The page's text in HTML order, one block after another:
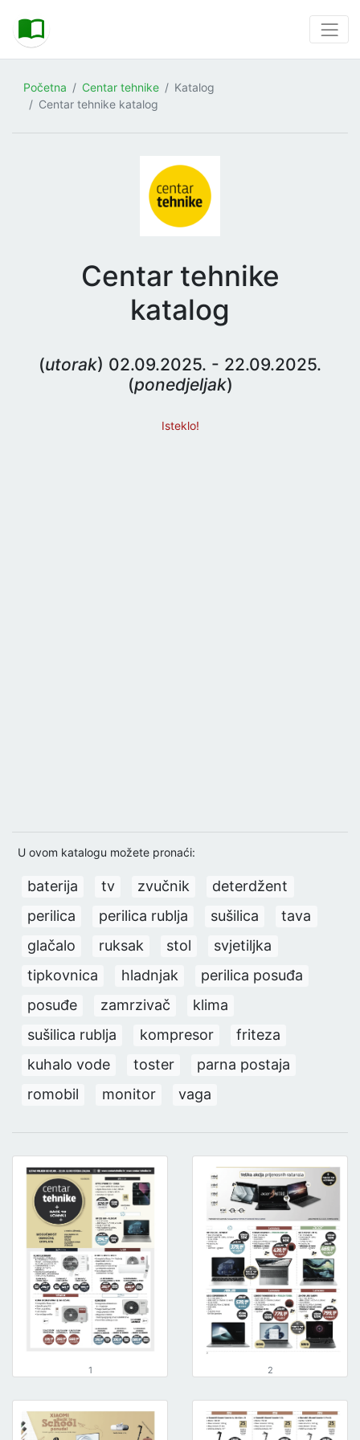
Početna Centar tehnike
Katalog
Centar tehnike katalog
Centar tehnike
katalog
(utorak) 02.09.2025. - 22.09.2025.
(ponedjeljak)
Isteklo!
U ovom katalogu možete pronaći:
baterija tv zvučnik
deterdžent
perilica
perilica rublja sušilica
tava
glačalo
ruksak stol
svjetiljka
tipkovnica
hladnjak
perilica posuđa
posuđe
zamrzivač
klima
sušilica rublja
kompresor
friteza
kuhalo vode
toster
parna postaja
romobil
monitor vaga
1 2